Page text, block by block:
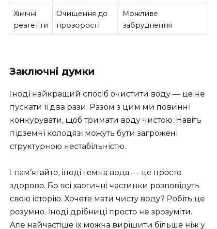
Хімічні
реагенти
Очищення до
прозорості
Можливе
забруднення
Заключні думки
Іноді найкращий спосіб очистити воду — це не
пускати її два рази. Разом з цим ми повинні
конкурувати, щоб тримати воду чистою. Навіть
підземні колодязі можуть бути загрожені
структурною нестабільністю.
І пам’ятайте, іноді темна вода — це просто
здорово. Бо всі хаотичні частинки розповідуть
свою історію. Хочете мати чисту воду? Робіть це
розумно. Іноді дрібниці просто не зрозуміти.
Але найчастіше їх можна вирішити більше ніж у